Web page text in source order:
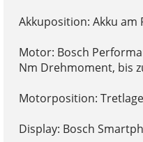
Akkuposition: Akku am
Motor: Bosch
Nm Drehmoment, bis
Motorposition:
Display: Bosch